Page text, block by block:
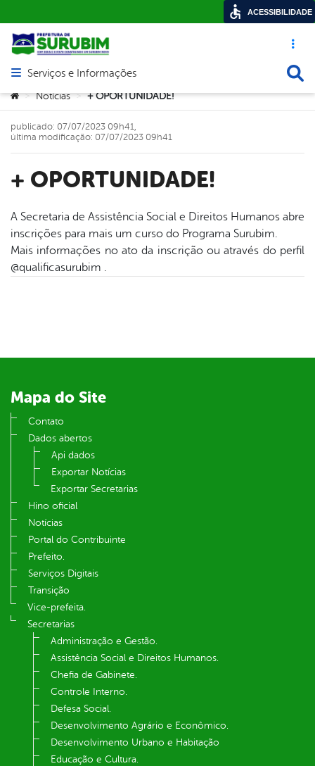
Acesso
Abrir menu principal de navegação
Serviços e Informações
Você está aqui:
> Notícias > + OPORTUNIDADE!
+ OPORTUNIDADE!
publicado: 07/07/2023 09h41,
última modificação: 07/07/2023 09h41
A Secretaria de Assistência Social e Direitos Humanos abre
inscrições para mais um curso do Programa Surubim.
Mais informações no ato da inscrição ou através do perfil
@qualificasurubim .
Mapa do Site
Contato
Dados abertos
Api dados
Exportar Notícias
Exportar Secretarias
Hino oficial
Notícias
Portal do Contribuinte
Prefeito.
Serviços Digitais
Transição
Vice-prefeita.
Secretarias
Administração e Gestão.
Assistência Social e Direitos Humanos.
Chefia de Gabinete.
Controle Interno.
Defesa Social.
Desenvolvimento Agrário e Econômico.
Desenvolvimento Urbano e Habitação
Educação e Cultura.
ACESSIBILIDADE